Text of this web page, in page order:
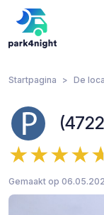
Startpagina De
Gemaakt op